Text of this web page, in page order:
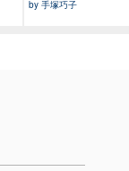
by 手塚巧子